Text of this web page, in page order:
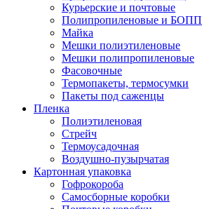
Курьерские и почтовые
Полипропиленовые и БОПП
Майка
Мешки полиэтиленовые
Мешки полипропиленовые
Фасовочные
Термопакеты, термосумки
Пакеты под саженцы
Пленка
Полиэтиленовая
Стрейч
Термоусадочная
Воздушно-пузырчатая
Картонная упаковка
Гофрокороба
Самосборные коробки